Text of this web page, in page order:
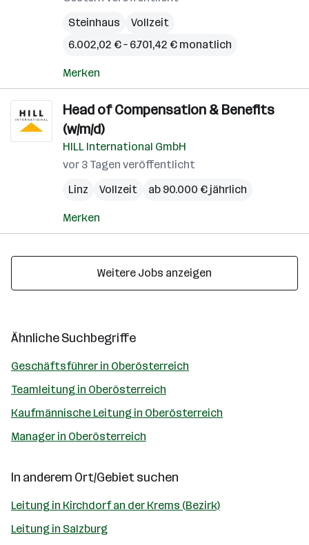
Steinhaus
Vollzeit
6.002,02 € – 6.701,42 € monatlich
Merken
Head of Compensation & Benefits
(w/m/d)
HILL International GmbH
vor 3 Tagen veröffentlicht
Linz
Vollzeit ab 90.000 € jährlich
Merken
Weitere Jobs anzeigen
Ähnliche Suchbegriffe
Geschäftsführer in Oberösterreich
Teamleitung in Oberösterreich
Kaufmännische Leitung in Oberösterreich
Manager in Oberösterreich
In anderem Ort/Gebiet suchen
Leitung in Kirchdorf an der Krems (Bezirk)
Leitung in Salzburg